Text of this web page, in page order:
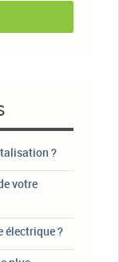
?
votre
électrique ?